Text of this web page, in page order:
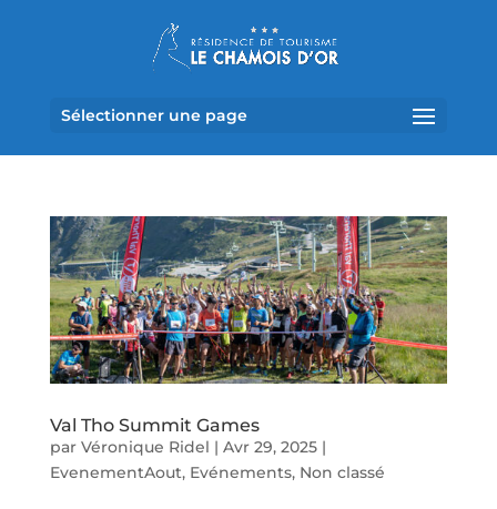
Sélectionner une page
Val Tho Summit Games
par Véronique Ridel | Avr 29, 2025|
EvenementAout, Evénements, Non classé